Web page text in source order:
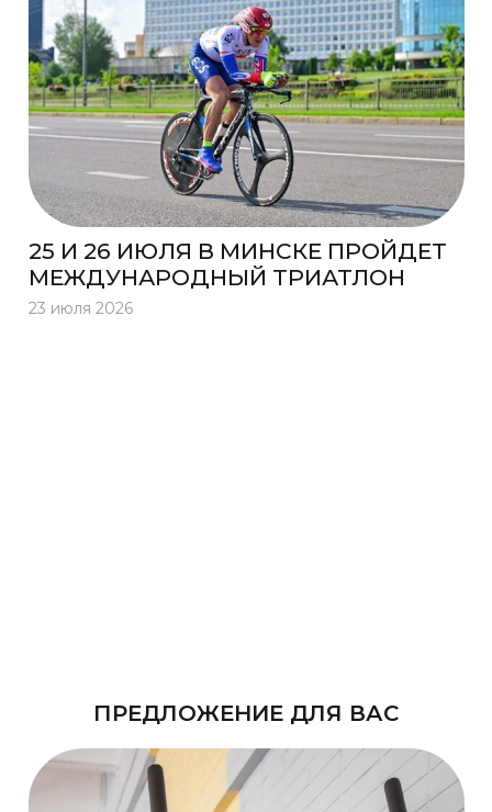
25 И 26 ИЮЛЯ В МИНСКЕ ПРОЙДЕТ
МЕЖДУНАРОДНЫЙ ТРИАТЛОН
23 июля 2026
ПРЕДЛОЖЕНИЕ ДЛЯ ВАС